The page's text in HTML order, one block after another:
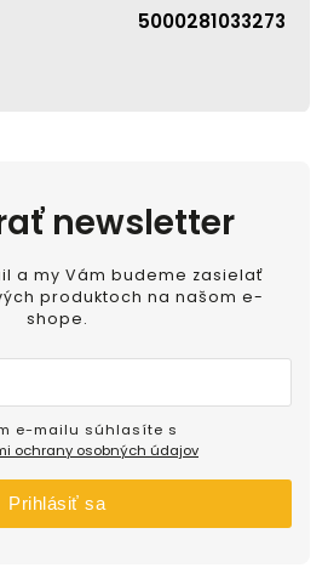
5000281033273
newsletter
a my Vám budeme zasielať
produktoch na našom e-
shope.
ochrany osobných údajov
Prihlásiť sa